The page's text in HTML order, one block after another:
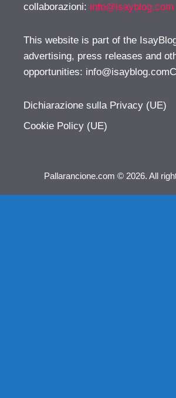
collaborazioni: info@isayblog.com
This website is part of the
advertising, press releases and
opportunities:
Dichiarazione sulla Privacy (UE)
Cookie Policy (UE)
Pallarancione.com © 2026. All